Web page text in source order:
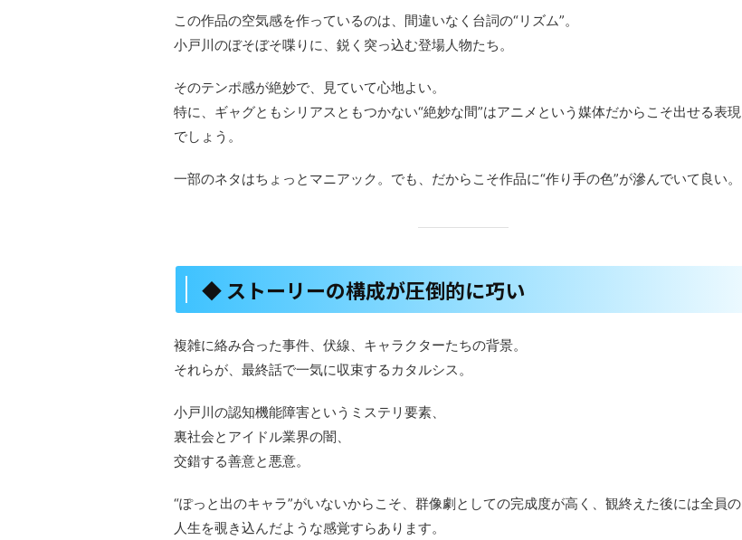
この作品の空気感を作っているのは、間違いなく台詞の“リズム”。
小戸川のぼそぼそ喋りに、鋭く突っ込む登場人物たち。
そのテンポ感が絶妙で、見ていて心地よい。
特に、ギャグともシリアスともつかない“絶妙な間”はアニメという媒体だからこそ出せる表現
でしょう。
一部のネタはちょっとマニアック。でも、だからこそ作品に“作り手の色”が滲んでいて良い。
◆ ストーリーの構成が圧倒的に巧い
複雑に絡み合った事件、伏線、キャラクターたちの背景。
それらが、最終話で一気に収束するカタルシス。
小戸川の認知機能障害というミステリ要素、
裏社会とアイドル業界の闇、
交錯する善意と悪意。
“ぽっと出のキャラ”がいないからこそ、群像劇としての完成度が高く、観終えた後には全員の
人生を覗き込んだような感覚すらあります。